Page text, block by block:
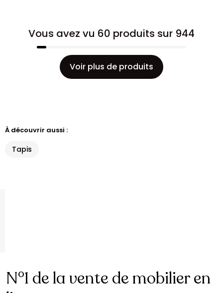
Vous avez vu 60 produits sur 944
Voir plus de produits
À découvrir aussi :
Tapis
N°1 de la vente de mobilier en